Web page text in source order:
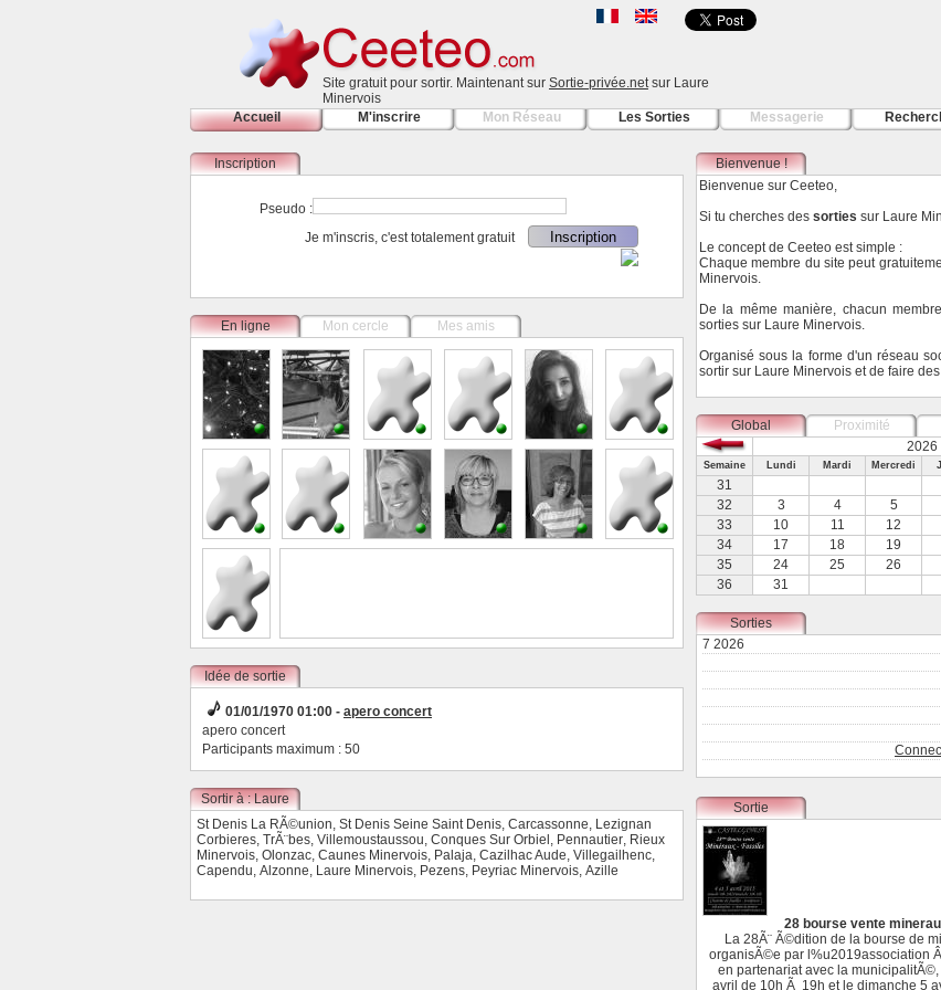
Site gratuit pour sortir. Maintenant sur Sortie-privée.netsur Laure
Minervois
Accueil M'inscrire Mon Réseau Les Sorties Messagerie
Inscription
Pseudo :
Je m'inscris, c'est totalement gratuit
En ligne Mon cercle Mes amis
Idée de sortie
01/01/1970 01:00 - apero concert
apero concert
Participants maximum : 50
Sortir à : Laure
Minervois
St Denis La RÃ©union, St Denis Seine Saint Denis, Carcassonne, Lezignan
Corbieres, TrÃ¨bes, Villemoustaussou, Conques Sur Orbiel , Pennautier, Rieux
Minervois, Olonzac, Caunes Minervois, Palaja, Cazilhac Aude, Villegailhenc,
Capendu, Alzonne, Laure Minervois, Pezens, Peyriac Minervois, Azille
Bienvenue !
Bienvenue sur Ceeteo,
Si tu cherches des sorties sur Laure
Le concept de Ceeteo est simple :
Chaque membre du site peut
Minervois.
De la même manière, chacun
sorties sur Laure Minervois.
Organisé sous la forme d'un réseau
sortir sur Laure Minervois et de faire
Global Proximité
2026
Semaine Lundi Mardi Mercredi
31
32
3 4 5
33
10 11 12
34
17 18 19
35
24 25 26
36
31
Sorties
7 2026
Sortie
28 bourse vente
La 28Ã¨ Ã©dition de la bourse de
organisÃ©e par l%u2019association
en partenariat avec la
avril de 10h Ã 19h et le dimanche 5